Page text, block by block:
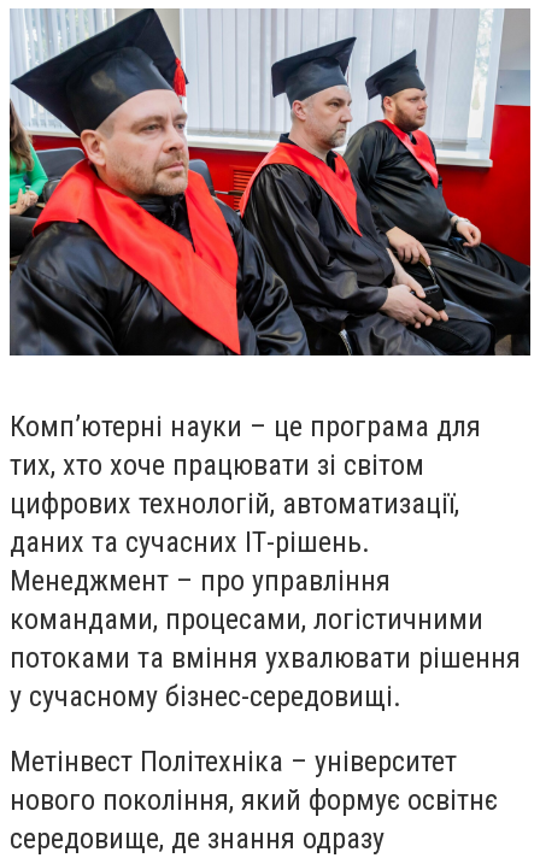
Комп’ютерні науки – це програма для
тих, хто хоче працювати зі світом
цифрових технологій, автоматизації,
даних та сучасних ІТ-рішень.
Менеджмент – про управління
командами, процесами, логістичними
потоками та вміння ухвалювати рішення
у сучасному бізнес-середовищі.
Метінвест Політехніка – університет
нового покоління, який формує освітнє
середовище, де знання одразу